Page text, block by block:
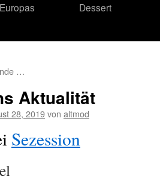
Europas
Dessert
…
Aktualität
28, 2019von altmod
Sezession